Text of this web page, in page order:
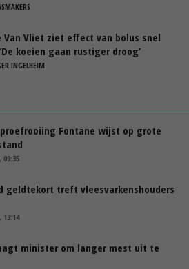
Van Vliet ziet effect van bolus snel
koeien gaan rustiger droog’
INGELHEIM
Fontane wijst op grote
09:35
geldtekort treft vleesvarkenshouders
13:14
minister om langer mest uit te